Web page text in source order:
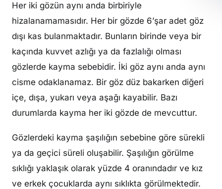
Her iki gözün aynı anda birbiriyle
hizalanamamasıdır. Her bir gözde 6’şar adet göz
dışı kas bulanmaktadır. Bunların birinde veya bir
kaçında kuvvet azlığı ya da fazlalığı olması
gözlerde kayma sebebidir. İki göz aynı anda aynı
cisme odaklanamaz. Bir göz düz bakarken diğeri
içe, dışa, yukarı veya aşağı kayabilir. Bazı
durumlarda kayma her iki gözde de mevcuttur.
Gözlerdeki kayma şaşılığın sebebine göre sürekli
ya da geçici süreli oluşabilir. Şaşılığın görülme
sıklığı yaklaşık olarak yüzde 4 oranındadır ve kız
ve erkek çocuklarda aynı sıklıkta görülmektedir.